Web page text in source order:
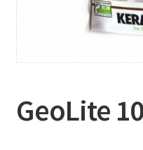
GeoLite